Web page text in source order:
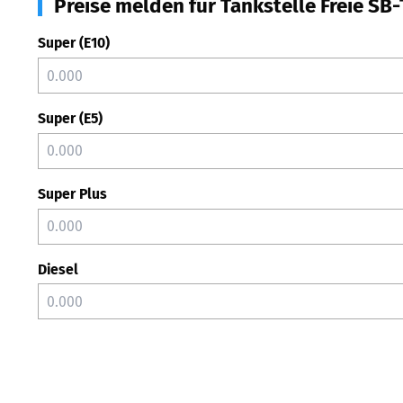
Preise melden für Tankstelle Freie
Super (E10)
Super (E5)
Super Plus
Diesel